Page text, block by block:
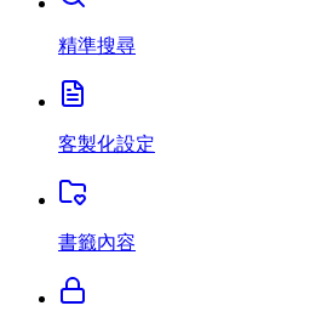
精準搜尋
客製化設定
書籤內容